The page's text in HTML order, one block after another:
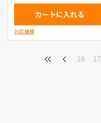
カートに入れる
対応機種
16 17